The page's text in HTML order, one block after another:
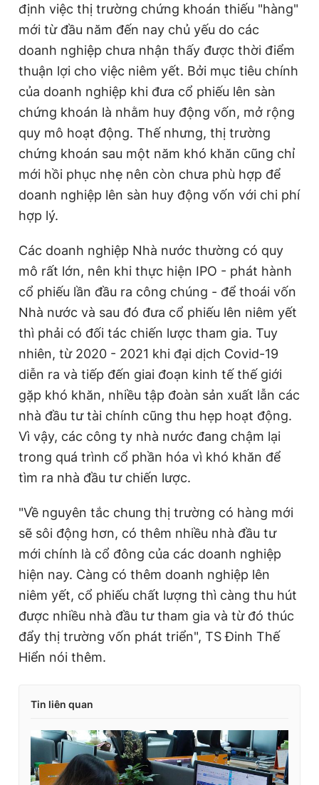
định việc thị trường chứng khoán thiếu "hàng"
mới từ đầu năm đến nay chủ yếu do các
doanh nghiệp chưa nhận thấy được thời điểm
thuận lợi cho việc niêm yết. Bởi mục tiêu chính
của doanh nghiệp khi đưa cổ phiếu lên sàn
chứng khoán là nhằm huy động vốn, mở rộng
quy mô hoạt động. Thế nhưng, thị trường
chứng khoán sau một năm khó khăn cũng chỉ
mới hồi phục nhẹ nên còn chưa phù hợp để
doanh nghiệp lên sàn huy động vốn với chi phí
hợp lý.
Các doanh nghiệp Nhà nước thường có quy
mô rất lớn, nên khi thực hiện IPO - phát hành
cổ phiếu lần đầu ra công chúng - để thoái vốn
Nhà nước và sau đó đưa cổ phiếu lên niêm yết
thì phải có đối tác chiến lược tham gia. Tuy
nhiên, từ 2020 - 2021 khi đại dịch Covid-19
diễn ra và tiếp đến giai đoạn kinh tế thế giới
gặp khó khăn, nhiều tập đoàn sản xuất lẫn các
nhà đầu tư tài chính cũng thu hẹp hoạt động.
Vì vậy, các công ty nhà nước đang chậm lại
trong quá trình cổ phần hóa vì khó khăn để
tìm ra nhà đầu tư chiến lược.
"Về nguyên tắc chung thị trường có hàng mới
sẽ sôi động hơn, có thêm nhiều nhà đầu tư
mới chính là cổ đông của các doanh nghiệp
hiện nay. Càng có thêm doanh nghiệp lên
niêm yết, cổ phiếu chất lượng thì càng thu hút
được nhiều nhà đầu tư tham gia và từ đó thúc
đẩy thị trường vốn phát triển", TS Đinh Thế
Hiển nói thêm.
Tin liên quan